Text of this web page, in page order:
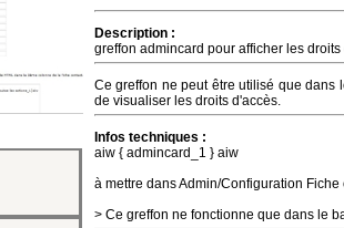
Description :
greffon admincard pour afficher les
Ce greffon ne peut être utilisé que dans
de visualiser les droits d'accès.
Infos techniques :
aiw { admincard_1 } aiw
à mettre dans Admin/Configuration
> Ce greffon ne fonctionne que dans le